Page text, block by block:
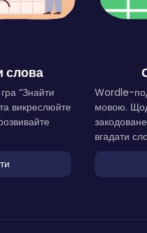
слова
“Знайти
викреслюйте
Wordle-
мовою.
вгадати